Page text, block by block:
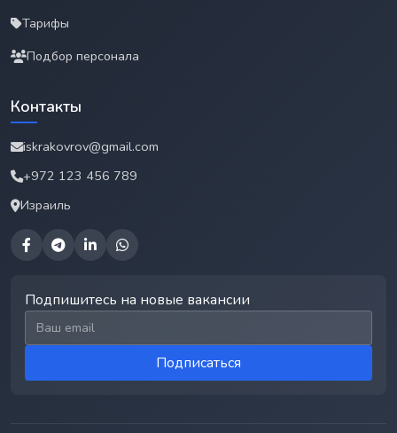
Тарифы
Подбор персонала
Контакты
iskrakovrov@gmail.com
+972 123 456 789
Израиль
Подпишитесь на новые вакансии
Email для подписки
Подписаться